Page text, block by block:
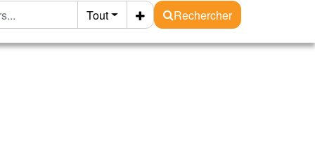
Tout Rechercher